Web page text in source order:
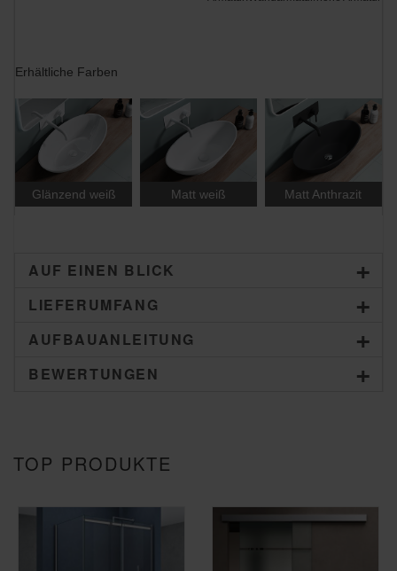
Erhältliche Farben
Glänzend weiß Matt weiß Matt Anthrazit
AUF EINEN BLICK
LIEFERUMFANG
AUFBAUANLEITUNG
BEWERTUNGEN
TOP PRODUKTE